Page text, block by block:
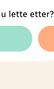
lette etter?